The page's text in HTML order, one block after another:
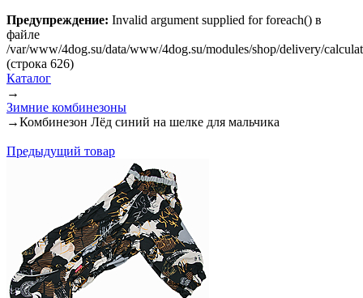
Предупреждение: Invalid argument supplied for foreach() в
файле
/var/www/4dog.su/data/www/4dog.su/modules/shop/delivery/
(строка 626)
Каталог
→
Зимние комбинезоны
→Комбинезон Лёд синий на шелке для мальчика
Предыдущий товар